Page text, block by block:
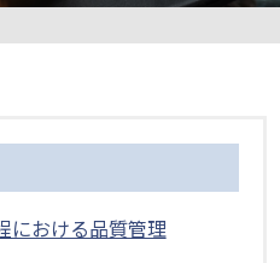
における品質管理